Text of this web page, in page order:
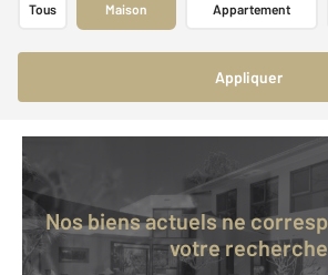
Tous Maison Appartement
Appliquer
Nos biens actuels ne correspondent pas à
votre recherche